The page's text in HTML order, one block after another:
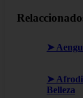
➤
➤
Belleza